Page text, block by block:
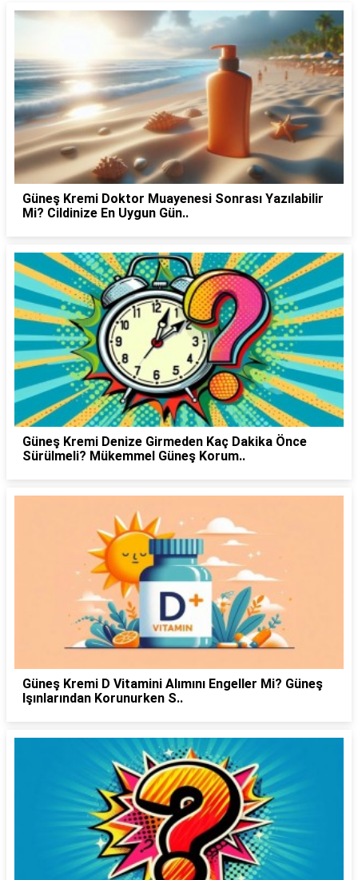
Güneş Kremi Doktor Muayenesi Sonrası Yazılabilir
Mi? Cildinize En Uygun Gün..
Güneş Kremi Denize Girmeden Kaç Dakika Önce
Sürülmeli? Mükemmel Güneş Korum..
Güneş Kremi D Vitamini Alımını Engeller Mi? Güneş
Işınlarından Korunurken S..